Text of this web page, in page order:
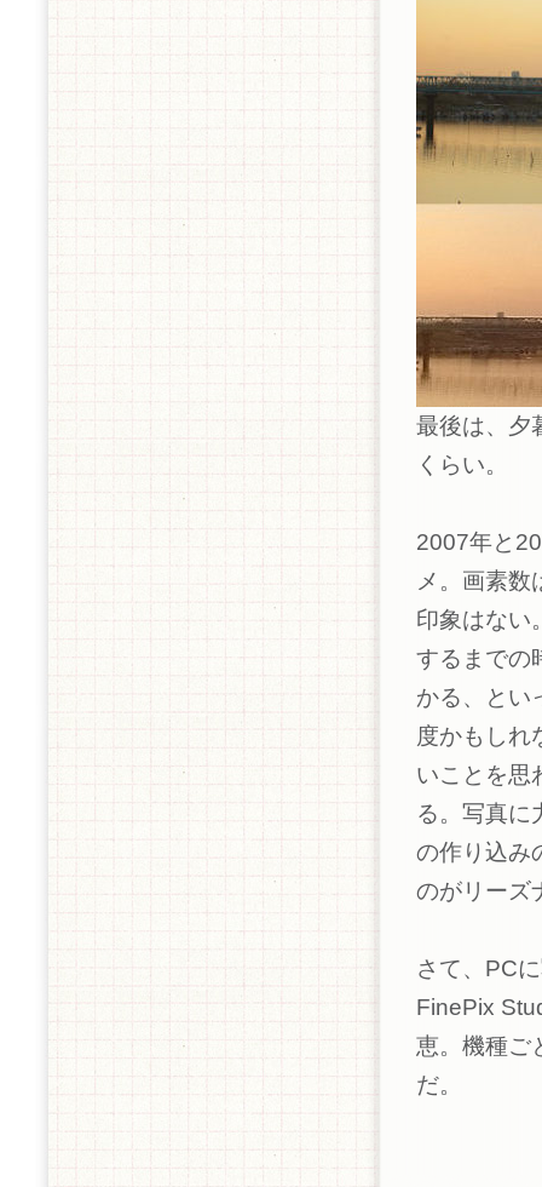
最後は、夕
くらい。
2007年と
メ。画素数
印象はない
するまでの
かる、とい
度かもしれ
いことを思
る。写真に
の作り込み
のがリーズ
さて、PC
FinePix
恵。機種ご
だ。